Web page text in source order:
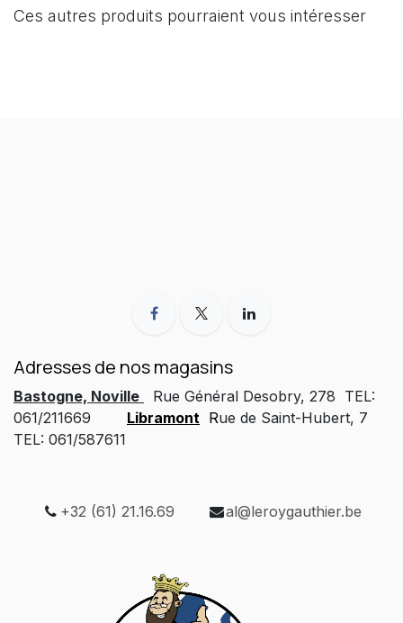
Ces autres produits pourraient vous intéresser
Adresses de nos magasins
Bastogne, Noville
Rue Général Desobry, 278 TEL:
061/211669
Libramont Rue de Saint-Hubert, 7
TEL: 061/587611
+32 (61) 21.16.69 al@leroygauthier.be